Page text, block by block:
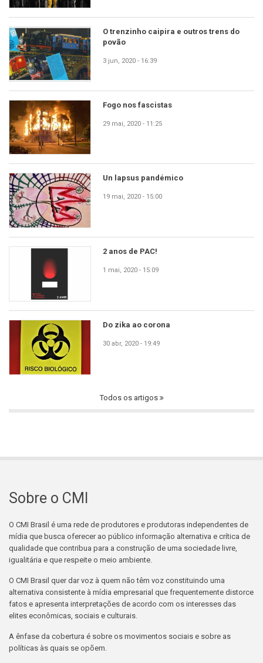
O trenzinho caipira e outros trens do
povão
3 jun, 2020 - 16:39
Fogo nos fascistas
29 mai, 2020 - 11:25
Un lapsus pandémico
19 mai, 2020 - 15:00
2 anos de PAC!
1 mai, 2020 - 15:09
Do zika ao corona
30 abr, 2020 - 19:49
Todos os artigos
Sobre o CMI
O CMI Brasil é uma rede de produtores e produtoras independentes de
mídia que busca oferecer ao público informação alternativa e crítica de
qualidade que contribua para a construção de uma sociedade livre,
igualitária e que respeite o meio ambiente.
O CMI Brasil quer dar voz à quem não têm voz constituindo uma
alternativa consistente à mídia empresarial que frequentemente distorce
fatos e apresenta interpretações de acordo com os interesses das
elites econômicas, sociais e culturais.
A ênfase da cobertura é sobre os movimentos sociais e sobre as
políticas às quais se opõem.